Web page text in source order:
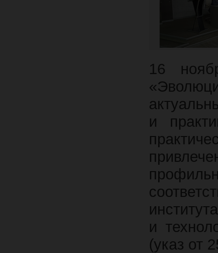
16
и
и
(указ от